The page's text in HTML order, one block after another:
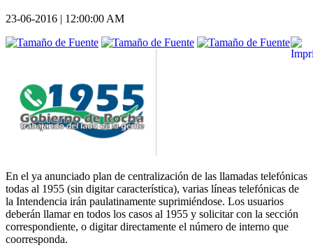
23-06-2016 | 12:00:00 AM
En el ya anunciado plan de centralización de las llamadas telefónicas
todas al 1955 (sin digitar característica), varias líneas telefónicas de
la Intendencia irán paulatinamente suprimiéndose. Los usuarios
deberán llamar en todos los casos al 1955 y solicitar con la sección
correspondiente, o digitar directamente el número de interno que
coorresponda.